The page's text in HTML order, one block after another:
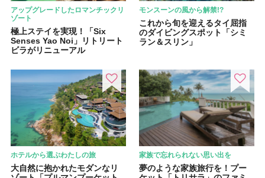
アップグレードしたロマンチックリ
ゾート
極上ステイを実現！「Six
Senses Yao Noi」リトリート
ビラがリニューアル
モンスーンの風から解禁!?
これから旬を迎えるタイ屈指
のダイビングスポット「シミ
ラン＆スリン」
ホテルから選ぶわたしの旅
大自然に抱かれたモダンなリ
家族で忘れられない思い出を
夢のような家族旅行を！プー